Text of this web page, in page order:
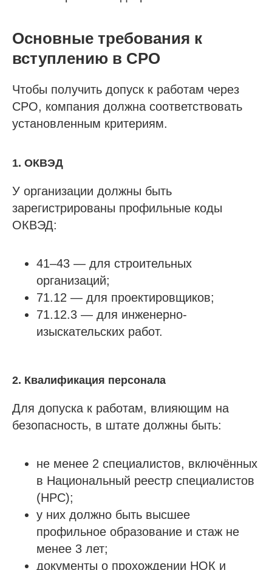
Основные требования к
вступлению в СРО
Чтобы получить допуск к работам через
СРО, компания должна соответствовать
установленным критериям.
1. ОКВЭД
У организации должны быть
зарегистрированы профильные коды
ОКВЭД:
41–43 — для строительных
организаций;
71.12 — для проектировщиков;
71.12.3 — для инженерно-
изыскательских работ.
2. Квалификация персонала
Для допуска к работам, влияющим на
безопасность, в штате должны быть:
не менее 2 специалистов, включённых
в Национальный реестр специалистов
(НРС);
у них должно быть высшее
профильное образование и стаж не
менее 3 лет;
документы о прохождении НОК и